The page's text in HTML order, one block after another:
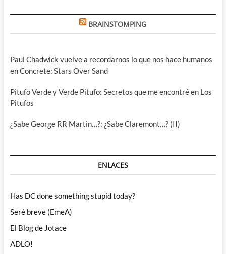
BRAINSTOMPING
Paul Chadwick vuelve a recordarnos lo que nos hace humanos
en Concrete: Stars Over Sand
Pitufo Verde y Verde Pitufo: Secretos que me encontré en Los
Pitufos
¿Sabe George RR Martin…?: ¿Sabe Claremont…? (II)
ENLACES
Has DC done something stupid today?
Seré breve (EmeA)
El Blog de Jotace
ADLO!